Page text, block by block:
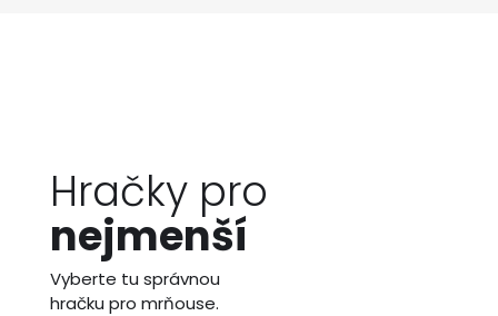
Hračky pro
nejmenší
Vyberte tu správnou
hračku pro mrňouse.